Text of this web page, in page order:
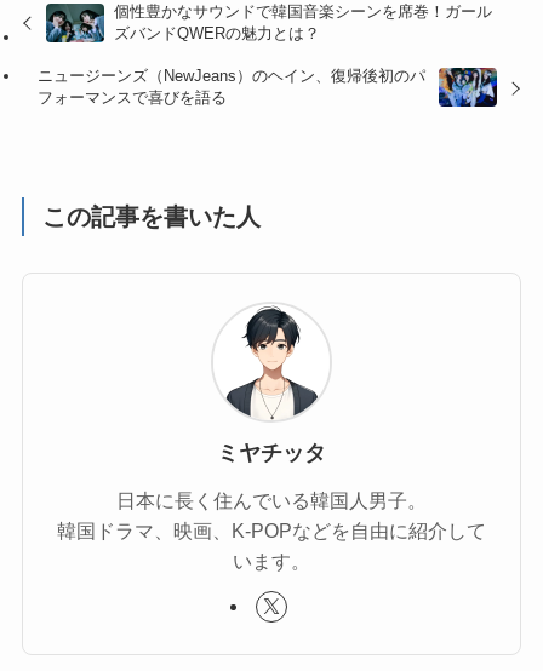
個性豊かなサウンドで韓国音楽シーンを席巻！ガール
ズバンドQWERの魅力とは？
ニュージーンズ（NewJeans）のヘイン、復帰後初のパ
フォーマンスで喜びを語る
この記事を書いた人
ミヤチッタ
日本に長く住んでいる韓国人男子。
韓国ドラマ、映画、K-POPなどを自由に紹介して
います。